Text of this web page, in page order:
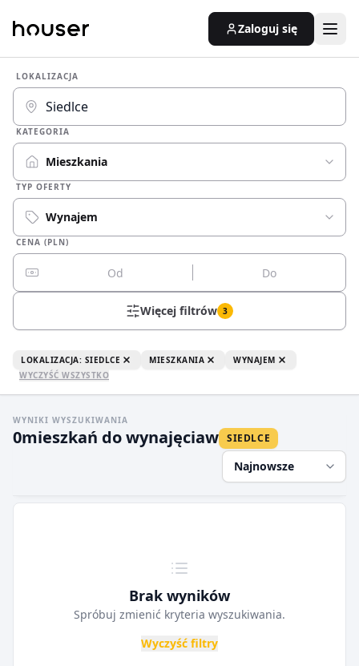
Zaloguj się
LOKALIZACJA
KATEGORIA
Mieszkania
TYP OFERTY
Wynajem
CENA (PLN)
Więcej filtrów 3
LOKALIZACJA: SIEDLCE MIESZKANIA
WYNAJEM
WYCZYŚĆ WSZYSTKO
WYNIKI WYSZUKIWANIA
0mieszkań do wynajęciaw SIEDLCE
Najnowsze
Brak wyników
Spróbuj zmienić kryteria wyszukiwania.
Wyczyść filtry